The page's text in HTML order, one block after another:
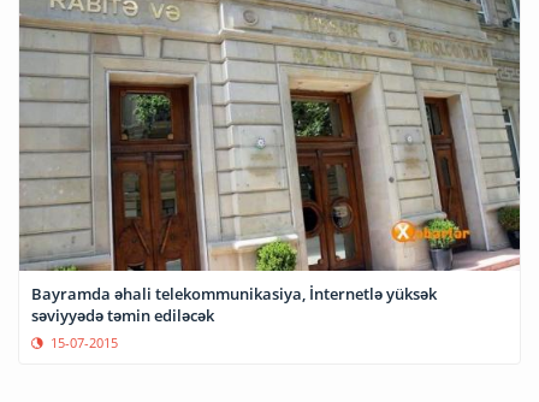
Bayramda əhali telekommunikasiya, İnternetlə yüksək
səviyyədə təmin ediləcək
15-07-2015